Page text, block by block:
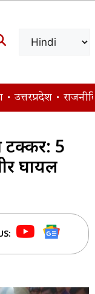
उत्तरप्रदेश
टक्कर: 5
घायल